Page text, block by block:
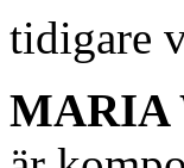
tidigare
MARIA